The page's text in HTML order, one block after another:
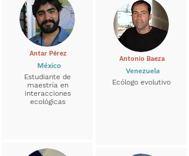
México
Antar Pérez
Estudiante de
maestría en
interacciones
ecológicas
Venezuela
Antonio Baeza
Ecólogo evolutivo